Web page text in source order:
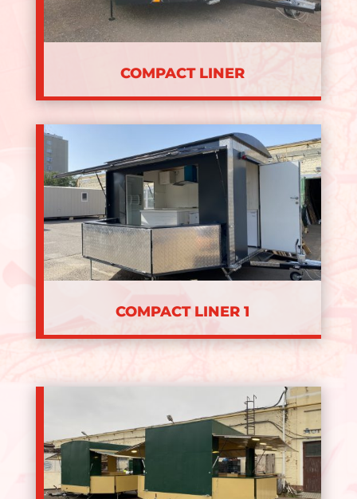
COMPACT LINER
COMPACT LINER 1